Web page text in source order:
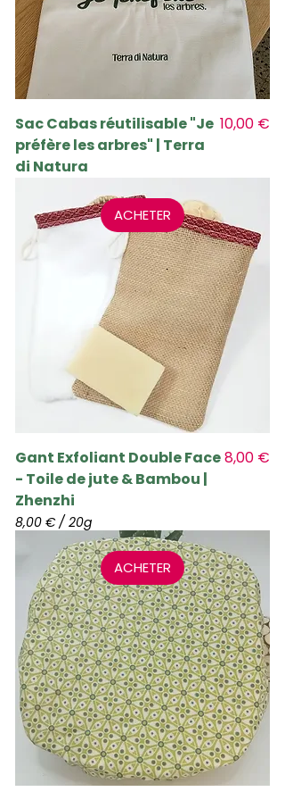
Sac Cabas réutilisable "Je
préfère les arbres" | Terra
di Natura
Prix
10,00 €
ACHETER
Gant Exfoliant Double Face
- Toile de jute & Bambou |
Zhenzhi
Prix
8,00 €
8,00 € / 20g
a
r
2
0
G
ACHETER